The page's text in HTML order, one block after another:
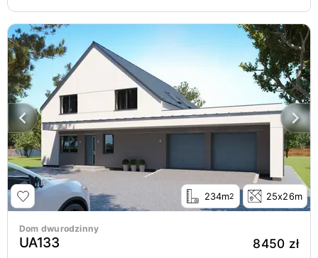
234m2 25x26m
Dom dwurodzinny
UA133 8450 zł